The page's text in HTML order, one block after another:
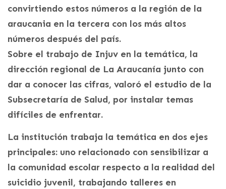
convirtiendo estos números a la región de la
araucania en la tercera con los más altos
números después del país.
Sobre el trabajo de Injuv en la temática, la
dirección regional de La Araucanía junto con
dar a conocer las cifras, valoró el estudio de la
Subsecretaría de Salud, por instalar temas
difíciles de enfrentar.
La institución trabaja la temática en dos ejes
principales: uno relacionado con sensibilizar a
la comunidad escolar respecto a la realidad del
suicidio juvenil, trabajando talleres en